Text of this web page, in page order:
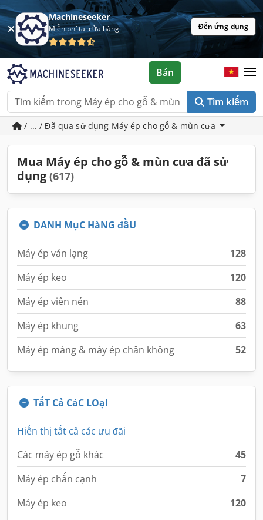
Machineseeker
Miễn phí tại cửa hàng Đến ứng dụng
Tìm kiếm
Bán
/ ... / Đã qua sử dụng Máy ép cho gỗ & mùn cưa
Mua Máy ép cho gỗ & mùn cưa đã sử
dụng (617)
DANH MụC HàNG đầU
Máy ép ván lạng
128
Máy ép keo
120
Máy ép viên nén
88
Máy ép khung
63
Máy ép màng & máy ép chân không
52
TấT Cả CáC LOạI
Hiển thị tất cả các ưu đãi
Các máy ép gỗ khác
45
Máy ép chấn cạnh
7
Máy ép keo
120